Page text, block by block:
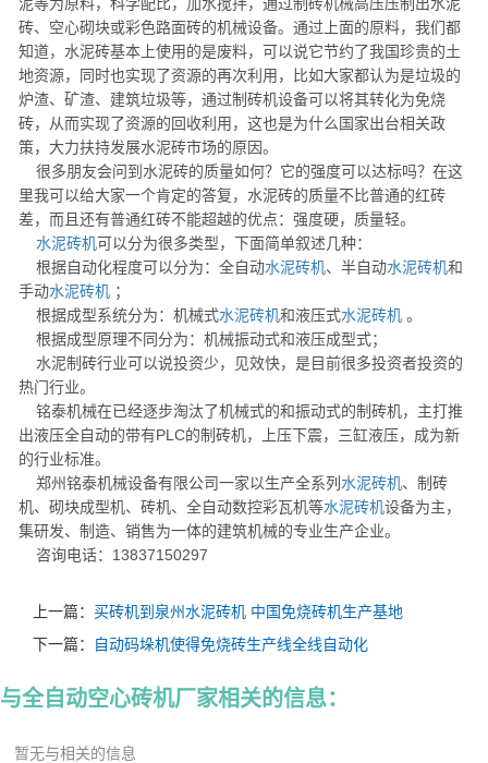
砖、空心砌块或彩色路面砖的机械设备。通过上面的原料，我们都
知道，水泥砖基本上使用的是废料，可以说它节约了我国珍贵的土
地资源，同时也实现了资源的再次利用，比如大家都认为是垃圾的
炉渣、矿渣、建筑垃圾等，通过制砖机设备可以将其转化为免烧
砖，从而实现了资源的回收利用，这也是为什么国家出台相关政
策，大力扶持发展水泥砖市场的原因。
很多朋友会问到水泥砖的质量如何？它的强度可以达标吗？在这
里我可以给大家一个肯定的答复，水泥砖的质量不比普通的红砖
差，而且还有普通红砖不能超越的优点：强度硬，质量轻。
水泥砖机可以分为很多类型，下面简单叙述几种：
根据自动化程度可以分为：全自动水泥砖机、半自动水泥砖机和
手动水泥砖机 ；
根据成型系统分为：机械式水泥砖机和液压式水泥砖机 。
根据成型原理不同分为：机械振动式和液压成型式；
水泥制砖行业可以说投资少，见效快，是目前很多投资者投资的
热门行业。
铭泰机械在已经逐步淘汰了机械式的和振动式的制砖机，主打推
出液压全自动的带有PLC的制砖机，上压下震，三缸液压，成为新
的行业标准。
郑州铭泰机械设备有限公司一家以生产全系列 水泥砖机、制砖
机、砌块成型机、砖机、全自动数控彩瓦机等水泥砖机设备为主，
集研发、制造、销售为一体的建筑机械的专业生产企业。
咨询电话：13837150297
上一篇： 买砖机到泉州水泥砖机 中国免烧砖机生产基地
下一篇：
自动码垛机使得免烧砖生产线全线自动化
与全自动空心砖机厂家相关的信息：
暂无与相关的信息